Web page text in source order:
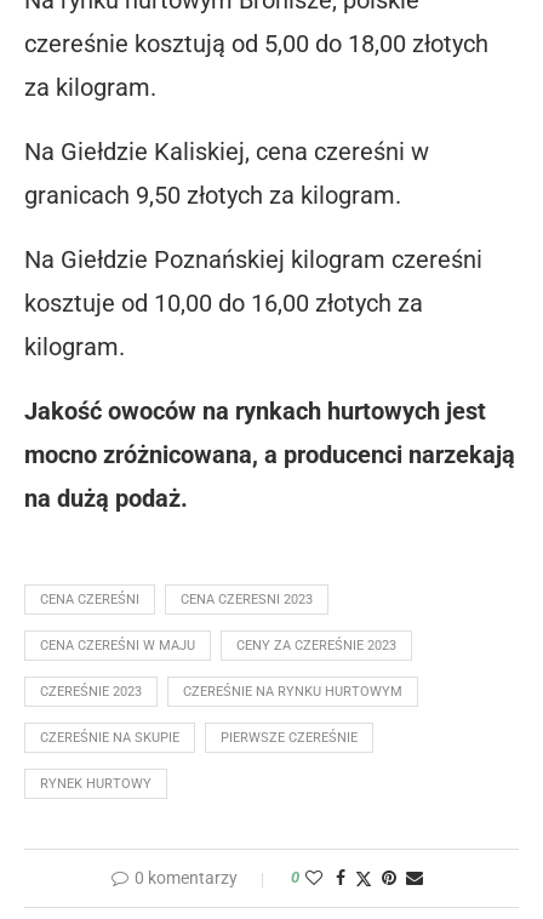
czereśnie kosztują od 5,00 do 18,00 złotych
za kilogram.
Na Giełdzie Kaliskiej, cena czereśni w
granicach 9,50 złotych za kilogram.
Na Giełdzie Poznańskiej kilogram czereśni
kosztuje od 10,00 do 16,00 złotych za
kilogram.
Jakość owoców na rynkach hurtowych jest
mocno zróżnicowana, a producenci narzekają
na dużą podaż.
CENA CZEREŚNI CENA CZERESNI 2023
CENA CZEREŚNI W MAJU CENY ZA CZEREŚNIE 2023
CZEREŚNIE 2023 CZEREŚNIE NA RYNKU HURTOWYM
CZEREŚNIE NA SKUPIE PIERWSZE CZEREŚNIE
RYNEK HURTOWY
0 komentarzy 0